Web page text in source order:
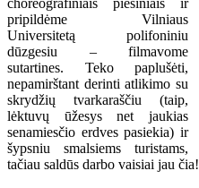
choreografiniais piešiniais ir
pripildėme Vilniaus
Universitetą polifoniniu
dūzgesiu – filmavome
sutartines. Teko paplušėti,
nepamirštant derinti atlikimo su
skrydžių tvarkaraščiu (taip,
lėktuvų ūžesys net jaukias
senamiesčio erdves pasiekia) ir
šypsniu smalsiems turistams,
tačiau saldūs darbo vaisiai jau čia!